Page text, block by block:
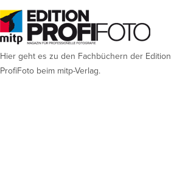
Hier geht es zu den Fachbüchern der Edition
ProfiFoto beim mitp-Verlag.